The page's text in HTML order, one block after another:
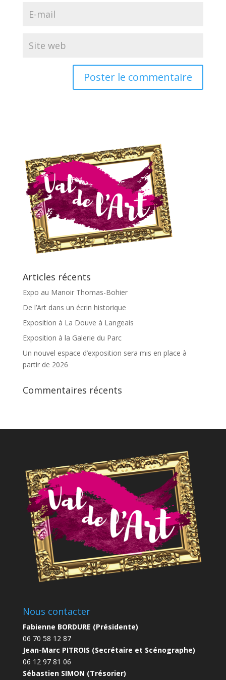
Articles récents
Expo au Manoir Thomas-Bohier
De l’Art dans un écrin historique
Exposition à La Douve à Langeais
Exposition à la Galerie du Parc
Un nouvel espace d’exposition sera mis en place à
partir de 2026
Commentaires récents
Nous contacter
Fabienne BORDURE (Présidente)
06 70 58 12 87
Jean-Marc PITROIS (Secrétaire et Scénographe)
06 12 97 81 06
Sébastien SIMON (Trésorier)